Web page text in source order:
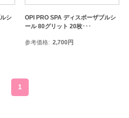
シ
OPI PRO SPA ディスポーザブルシ
ール 80グリット 20枚･･･
参考価格 2,700円
1